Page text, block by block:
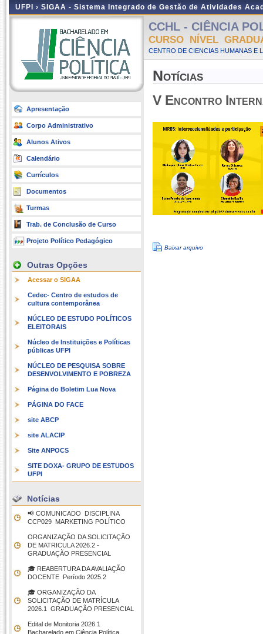
UFPI › SIGAA - Sistema Integrado de Gestão de Atividades
Apresentação
Corpo Administrativo
Alunos Ativos
Calendário
Currículos
Documentos
Turmas
Trab. de Conclusão de Curso
Projeto Político Pedagógico
Outras Opções
Acessar o SIGAA
Cedec- Centro de estudos de
cultura contemporânea
NÚCLEO DE ESTUDO POLÍTICOS
ELEITORAIS
Núcleo de Instituições e Políticas
públicas UFPI
NÚCLEO DE PESQUISA SOBRE
DESENVOLVIMENTO E POBREZA
Página do Boletim Lua Nova
PÁGINA DO FACE
site ABCP
site ALACIP
Site ANPOCS
SITE DOXA- GRUPO DE ESTUDOS
UFPI
Notícias
📢 COMUNICADO  DISCIPLINA
CCP029  MARKETING POLÍTICO
ORGANIZAÇÃO DA SOLICITAÇÃO
DE MATRICULA 2026.2 -
GRADUAÇÃO PRESENCIAL
🎓 REABERTURA DA AVALIAÇÃO
DOCENTE  Período 2025.2
🎓 ORGANIZAÇÃO DA
SOLICITAÇÃO DE MATRÍCULA
2026.1  GRADUAÇÃO PRESENCIAL
Edital de Monitoria 2026.1 
Bacharelado em Ciência Política
CCHL - CIÊNCIA
CURSO NÍVEL
CENTRO DE CIENCIAS HUMANAS E
Notícias
V Encontro
Baixar arquivo